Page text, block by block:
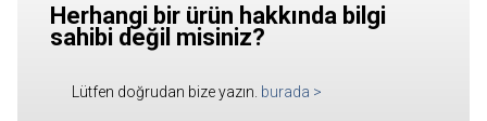
Herhangi bir ürün hakkında bilgi
sahibi değil misiniz?
Lütfen doğrudan bize yazın. burada >